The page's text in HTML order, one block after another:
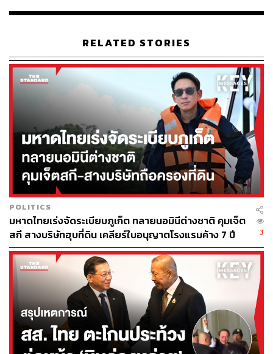
เป็นประจำ แต่ก็เลิกเหล้าไม่ได้
คนไข้ที่อาการไม่มาก แต่มารับการรักษาที่ห้องฉุกเฉิน เช่น
อาการไข้วันแรกๆ อาการหวัด อาการถ่ายเหลวเล็กน้อยที่น่า
จะมาตรวจรักษาในเวลาได้ ถ้าเปรียบเทียบกับโควิดก็จะเป็น
คนไข้สีเขียว แต่มารับการรักษาที่ห้องฉุกเฉิน ซึ่งควรสำรอง
ไว้สำหรับคนไข้สีแดง
คนไข้กลุ่มโรคเรื้อรัง เบาหวาน ความดันโลหิตสูง ไขมันใน
เลือดสูง มาขอรับยาเดิมที่ห้องฉุกเฉินก็มี (เคยคุยกับเพื่อนต่าง
โรงพยาบาลก็เจอเหมือนกัน)
จึงอดคิดไม่ได้ว่าเป็นเพราะนโยบายบัตรทองหรือเปล่าที่ทำให้
คนไข้เข้าถึงการรักษาง่ายขึ้นจนมาใช้บริการไม่เหมาะสม ถ้า
เปรียบการรักษาเป็นสินค้า สินค้าราคาถูกทำให้คนตัดสินใจ
ซื้อง่ายขึ้น และหากเป็นสินค้าราคาแพง คนจะต้องคิดก่อนซื้อ
ว่าจำเป็นต้องมาโรงพยาบาลหรือไม่
แผนกถัดมาที่มีความคิดนี้เกิดขึ้นบ่อยคือ ‘อายุรกรรม’ เช่น
คนไข้โรคถุงลมโป่งพองที่ต้องนอนโรงพยาบาลพ่นยาขยาย
หลอดลมเป็นประจำ แต่ก็เลิกบุหรี่ไม่ได้ คนไข้โรคไตวาย
เรื้อรังหรือโรคหลอดเลือดหัวใจที่เป็นภาวะแทรกซ้อนจาก
การควบคุมโรคเบาหวาน หรือความดันโลหิตไม่ได้
RELATED STORIES
POLITICS
มหาดไทยเร่งจัดระเบียบภูเก็ต ทลายนอมินีต่างชาติ คุมเจ็ต
สกี สางบริษัทฮุบที่ดิน เคลียร์ใบอนุญาตโรงแรมค้าง 7 ปี
3